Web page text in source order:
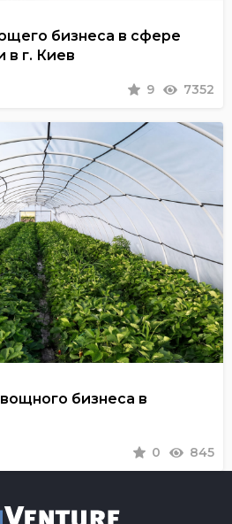
бизнеса в сфере
в г. Киев
9 7352
бизнеса в
0 845